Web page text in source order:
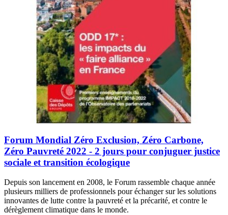
Forum Mondial Zéro Exclusion, Zéro Carbone,
Zéro Pauvreté 2022 - 2 jours pour conjuguer justice
sociale et transition écologique
Depuis son lancement en 2008, le Forum rassemble chaque année
plusieurs milliers de professionnels pour échanger sur les solutions
innovantes de lutte contre la pauvreté et la précarité, et contre le
dérèglement climatique dans le monde.